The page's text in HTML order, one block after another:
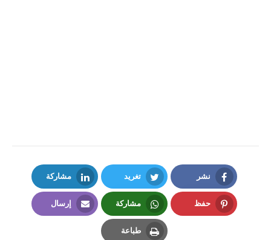
نشر
Facebook
تغريد
Twitter
مشاركة
LinkedIn
حفظ مشاركة
Whatsapp
إرسال
طباعة